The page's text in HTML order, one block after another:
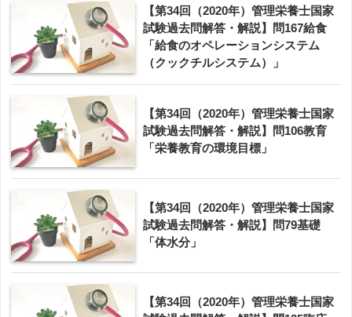
【第34回（2020年）管理栄養士国家
試験過去問解答・解説】問167給食
「給食のオペレーションシステム
（クックチルシステム）」
【第34回（2020年）管理栄養士国家
試験過去問解答・解説】問106教育
「栄養教育の環境目標」
【第34回（2020年）管理栄養士国家
試験過去問解答・解説】問79基礎
「体水分」
【第34回（2020年）管理栄養士国家